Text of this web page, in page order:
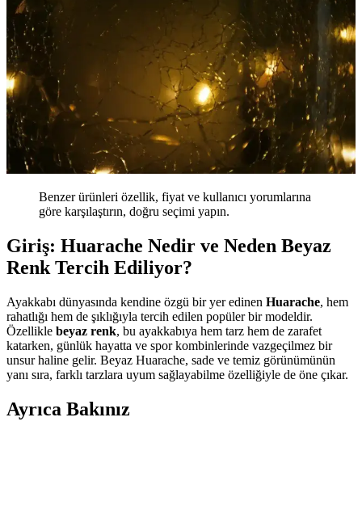
Benzer ürünleri özellik, fiyat ve kullanıcı yorumlarına
göre karşılaştırın, doğru seçimi yapın.
Giriş: Huarache Nedir ve Neden Beyaz
Renk Tercih Ediliyor?
Ayakkabı dünyasında kendine özgü bir yer edinen Huarache, hem
rahatlığı hem de şıklığıyla tercih edilen popüler bir modeldir.
Özellikle beyaz renk, bu ayakkabıya hem tarz hem de zarafet
katarken, günlük hayatta ve spor kombinlerinde vazgeçilmez bir
unsur haline gelir. Beyaz Huarache, sade ve temiz görünümünün
yanı sıra, farklı tarzlara uyum sağlayabilme özelliğiyle de öne çıkar.
Ayrıca Bakınız